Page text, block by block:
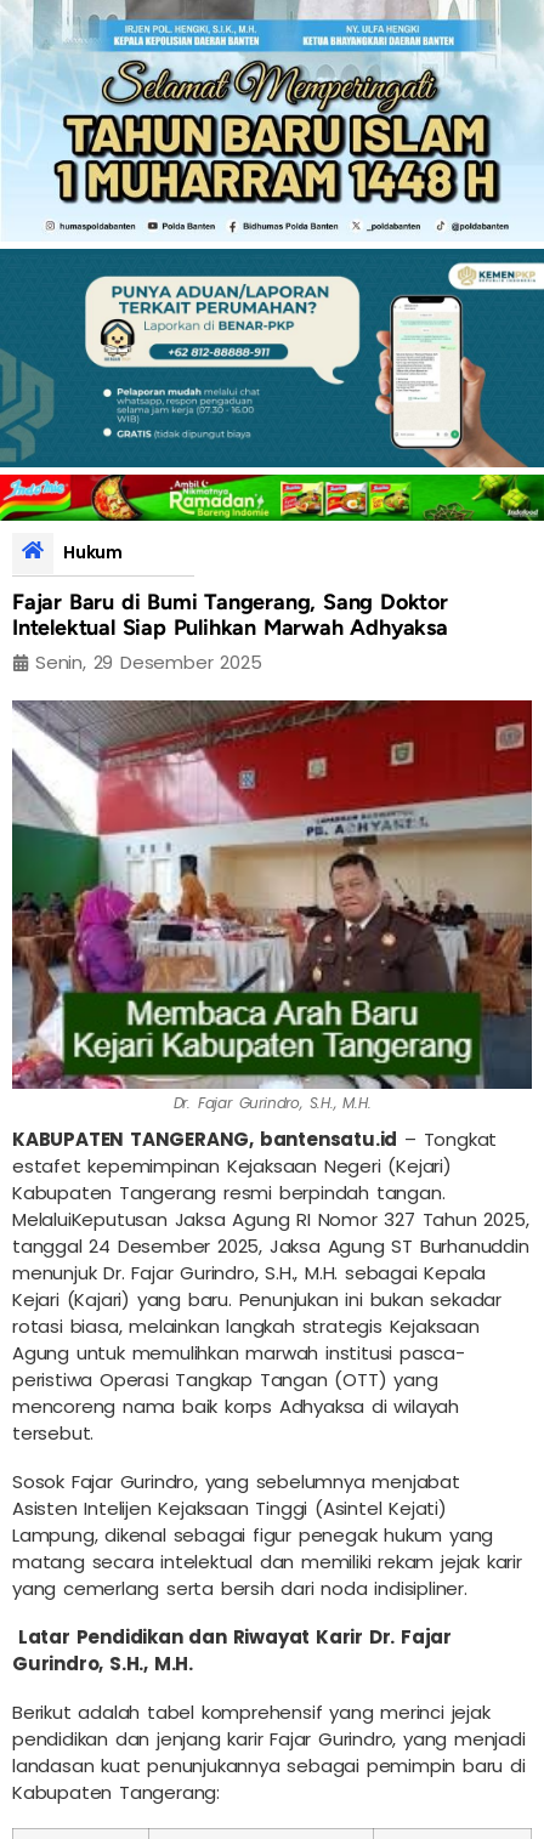
Hukum
Fajar Baru di Bumi Tangerang, Sang Doktor
Intelektual Siap Pulihkan Marwah Adhyaksa
Senin, 29 Desember 2025
Dr. Fajar Gurindro, S.H., M.H.
KABUPATEN TANGERANG, bantensatu.id – Tongkat
estafet kepemimpinan Kejaksaan Negeri (Kejari)
Kabupaten Tangerang resmi berpindah tangan.
MelaluiKeputusan Jaksa Agung RI Nomor 327 Tahun 2025,
tanggal 24 Desember 2025, Jaksa Agung ST Burhanuddin
menunjuk Dr. Fajar Gurindro, S.H., M.H. sebagai Kepala
Kejari (Kajari) yang baru. Penunjukan ini bukan sekadar
rotasi biasa, melainkan langkah strategis Kejaksaan
Agung untuk memulihkan marwah institusi pasca-
peristiwa Operasi Tangkap Tangan (OTT) yang
mencoreng nama baik korps Adhyaksa di wilayah
tersebut.
Sosok Fajar Gurindro, yang sebelumnya menjabat
Asisten Intelijen Kejaksaan Tinggi (Asintel Kejati)
Lampung, dikenal sebagai figur penegak hukum yang
matang secara intelektual dan memiliki rekam jejak karir
yang cemerlang serta bersih dari noda indisipliner.
Latar Pendidikan dan Riwayat Karir Dr. Fajar
Gurindro, S.H., M.H.
Berikut adalah tabel komprehensif yang merinci jejak
pendidikan dan jenjang karir Fajar Gurindro, yang menjadi
landasan kuat penunjukannya sebagai pemimpin baru di
Kabupaten Tangerang: